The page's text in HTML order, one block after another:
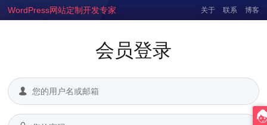
WordPress网站定制开发专家 关于 联系 博客
会员登录